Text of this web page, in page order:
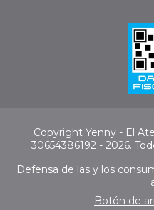
Copyright Yenny - El
30654386192 - 2026.
Defensa de las y los
Botón de